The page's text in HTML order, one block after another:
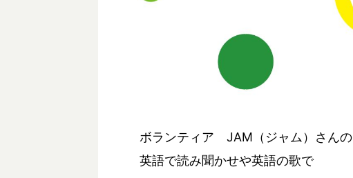
ボランティア JAM（ジャム）さんの
英語で読み聞かせや英語の歌で